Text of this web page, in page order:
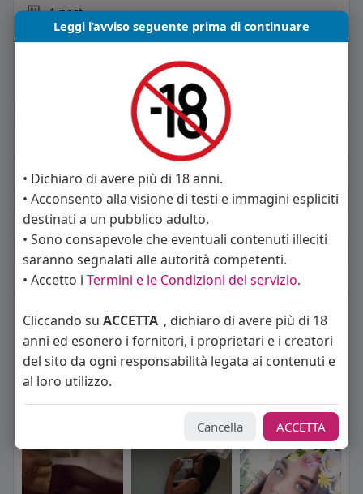
1post
Maschio
Sto cercando: donne
Album (0)
Seguiti(9)
callmevittoria Elisa Esposito
Leggi l’avviso seguente prima di continuare
• Dichiaro di avere più di 18 anni.
• Acconsento alla visione di testi e immagini espliciti
destinati a un pubblico adulto.
• Sono consapevole che eventuali contenuti illeciti
saranno segnalati alle autorità competenti.
• Accetto i Termini e le Condizioni del servizio.
Cliccando su ACCETTA , dichiaro di avere più di 18
anni ed esonero i fornitori, i proprietari e i creatori
del sito da ogni responsabilità legata ai contenuti e
al loro utilizzo.
Cancella ACCETTA